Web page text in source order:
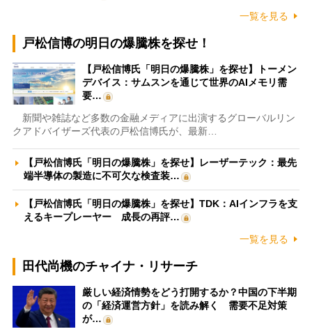
一覧を見る
戸松信博の明日の爆騰株を探せ！
【戸松信博氏「明日の爆騰株」を探せ】トーメン
デバイス：サムスンを通じて世界のAIメモリ需
要…
新聞や雑誌など多数の金融メディアに出演するグローバルリン
クアドバイザーズ代表の戸松信博氏が、最新…
【戸松信博氏「明日の爆騰株」を探せ】レーザーテック：最先
端半導体の製造に不可欠な検査装…
【戸松信博氏「明日の爆騰株」を探せ】TDK：AIインフラを支
えるキープレーヤー 成長の再評…
一覧を見る
田代尚機のチャイナ・リサーチ
厳しい経済情勢をどう打開するか？中国の下半期
の「経済運営方針」を読み解く 需要不足対策
が…